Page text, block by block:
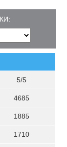
5/5
4685
1885
1710